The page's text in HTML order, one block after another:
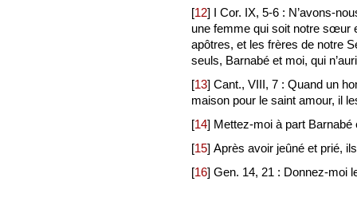
[12] I Cor. IX, 5-6 : N’avons-
une femme qui soit notre sœur
apôtres, et les frères de notre
seuls, Barnabé et moi, qui
[13] Cant., VIII, 7 : Quand un
maison pour le saint amour, il
[14] Mettez-moi à part Barnabé
[15] Après avoir jeûné et prié,
[16] Gen. 14, 21 : Donnez-moi